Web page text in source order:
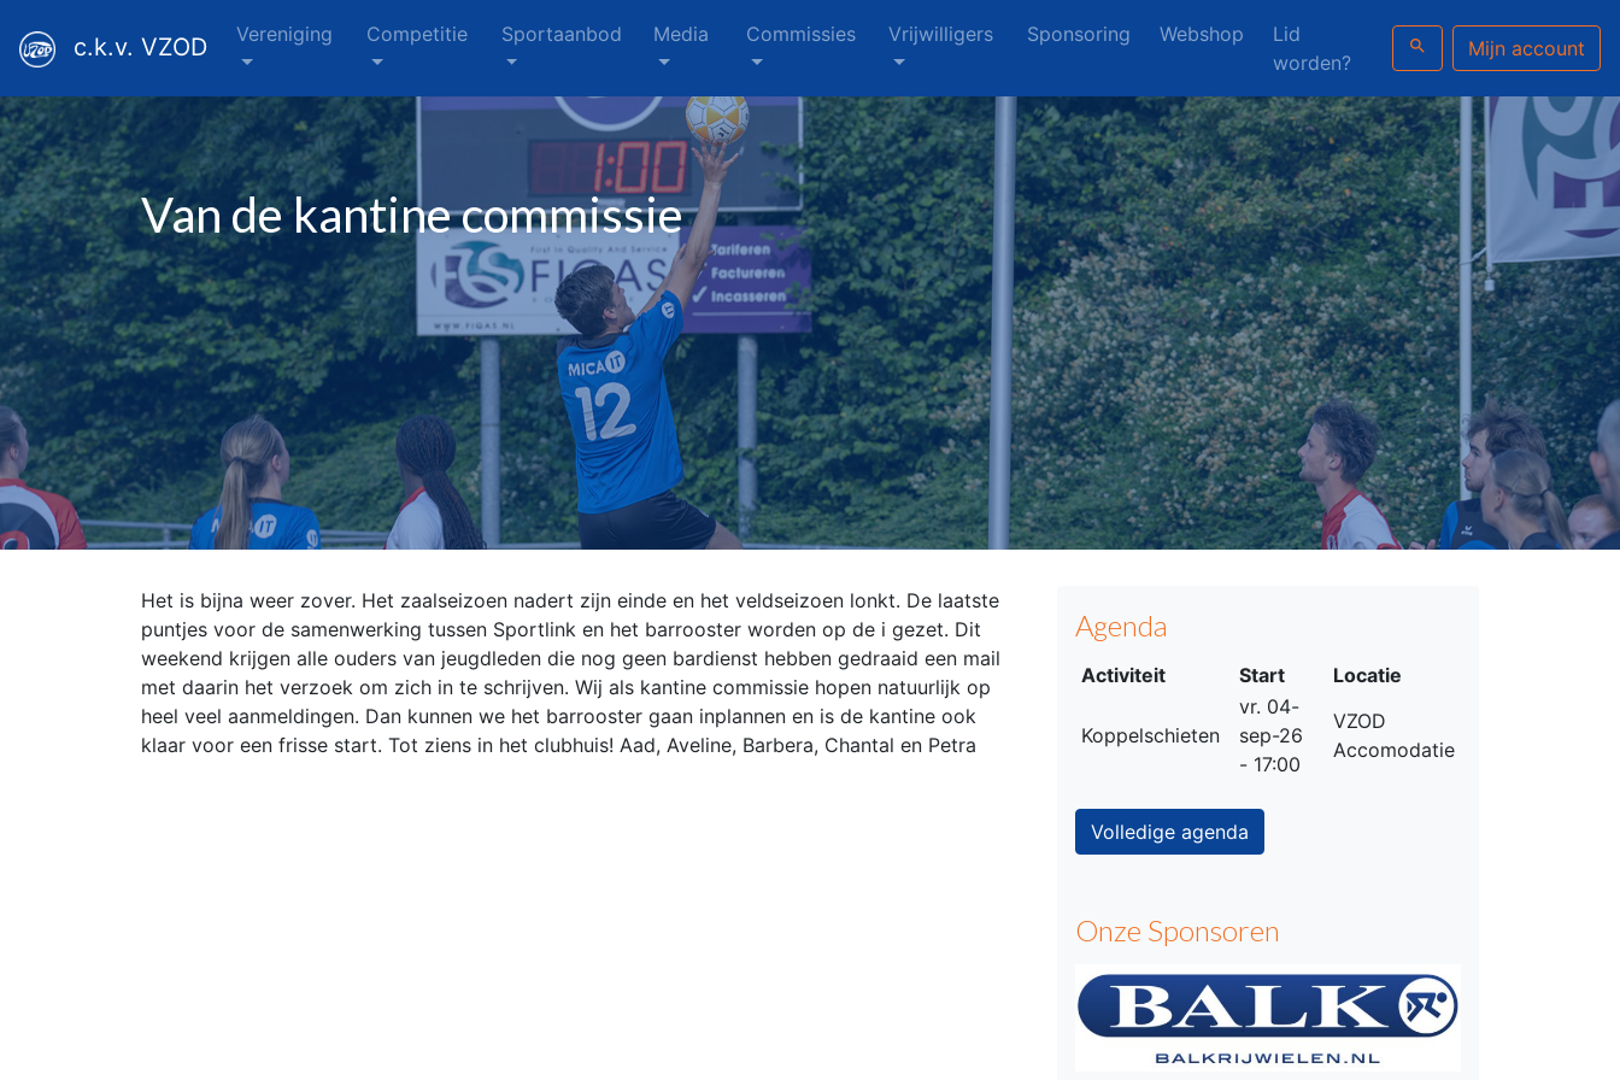
c.k.v. VZOD Vereniging Competitie Sportaanbod Media Commissies Vrijwilligers Sponsoring Webshop
Lid
worden?
search Mijn account
Van de kantine commissie
Het is bijna weer zover. Het zaalseizoen nadert zijn einde en het veldseizoen lonkt. De laatste
puntjes voor de samenwerking tussen Sportlink en het barrooster worden op de i gezet. Dit
weekend krijgen alle ouders van jeugdleden die nog geen bardienst hebben gedraaid een mail
met daarin het verzoek om zich in te schrijven. Wij als kantine commissie hopen natuurlijk op
heel veel aanmeldingen. Dan kunnen we het barrooster gaan inplannen en is de kantine ook
klaar voor een frisse start. Tot ziens in het clubhuis! Aad, Aveline, Barbera, Chantal en Petra
Agenda
Activiteit Start Locatie
Koppelschieten
vr. 04-
sep-26
- 17:00
VZOD
Accomodatie
Volledige agenda
Onze Sponsoren